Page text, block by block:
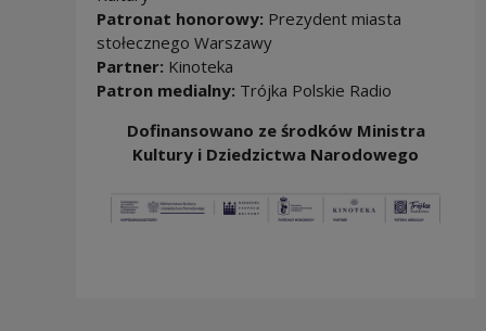
Patronat honorowy: Prezydent miasta
stołecznego Warszawy
Partner: Kinoteka
Patron medialny: Trójka Polskie Radio
Dofinansowano ze środków Ministra
Kultury i Dziedzictwa Narodowego